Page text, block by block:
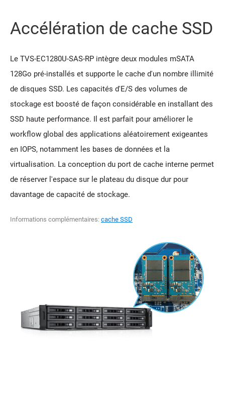
Accélération de cache SSD
Le TVS-EC1280U-SAS-RP intègre deux modules mSATA
128Go pré-installés et supporte le cache d'un nombre illimité
de disques SSD. Les capacités d'E/S des volumes de
stockage est boosté de façon considérable en installant des
SSD haute performance. Il est parfait pour améliorer le
workflow global des applications aléatoirement exigeantes
en IOPS, notamment les bases de données et la
virtualisation. La conception du port de cache interne permet
de réserver l'espace sur le plateau du disque dur pour
davantage de capacité de stockage.
Informations complémentaires: cache SSD